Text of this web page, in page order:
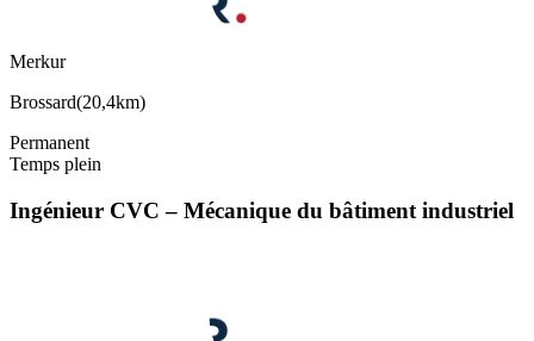
Merkur
Brossard(20,4km)
Permanent
Temps plein
Ingénieur CVC – Mécanique du bâtiment industriel